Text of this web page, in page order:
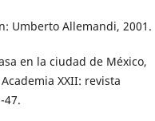
Umberto Allemandi, 2001.
en la ciudad de México,
XXII: revista
47.